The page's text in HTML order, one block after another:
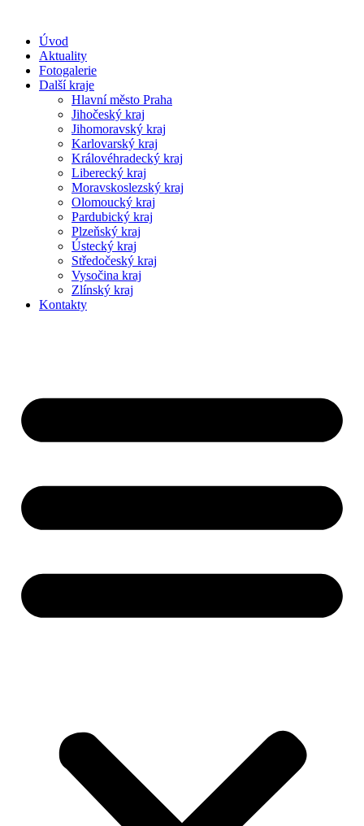
Úvod
Aktuality
Fotogalerie
Další kraje
Hlavní město Praha
Jihočeský kraj
Jihomoravský kraj
Karlovarský kraj
Královéhradecký kraj
Liberecký kraj
Moravskoslezský kraj
Olomoucký kraj
Pardubický kraj
Plzeňský kraj
Ústecký kraj
Středočeský kraj
Vysočina kraj
Zlínský kraj
Kontakty